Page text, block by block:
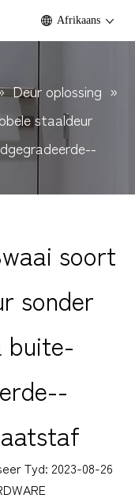
Afrikaans
Deur oplossing »
staaldeur
soort
sonder
buite-
Tyd: 2023-08-26